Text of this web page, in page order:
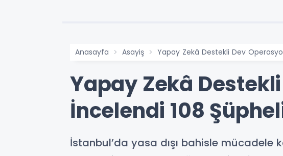
Anasayfa Asayiş Yapay Zekâ Destekli Dev
Yapay Zekâ
İncelendi 108
İstanbul’da yasa dışı bahisle